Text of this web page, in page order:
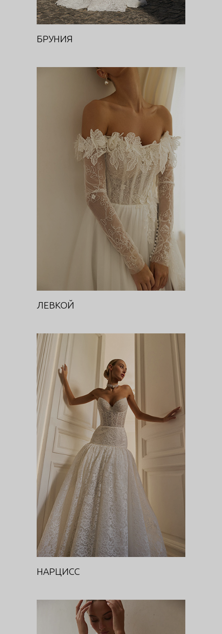
БРУНИЯ
ЛЕВКОЙ
Цветочная феерия
ЛЕВКОЙ
НАРЦИСС
Цветочная феерия
НАРЦИСС